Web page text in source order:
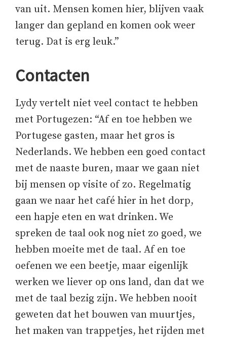
van uit. Mensen komen hier, blijven vaak
langer dan gepland en komen ook weer
terug. Dat is erg leuk.”
Contacten
Lydy vertelt niet veel contact te hebben
met Portugezen: “Af en toe hebben we
Portugese gasten, maar het gros is
Nederlands. We hebben een goed contact
met de naaste buren, maar we gaan niet
bij mensen op visite of zo. Regelmatig
gaan we naar het café hier in het dorp,
een hapje eten en wat drinken. We
spreken de taal ook nog niet zo goed, we
hebben moeite met de taal. Af en toe
oefenen we een beetje, maar eigenlijk
werken we liever op ons land, dan dat we
met de taal bezig zijn. We hebben nooit
geweten dat het bouwen van muurtjes,
het maken van trappetjes, het rijden met